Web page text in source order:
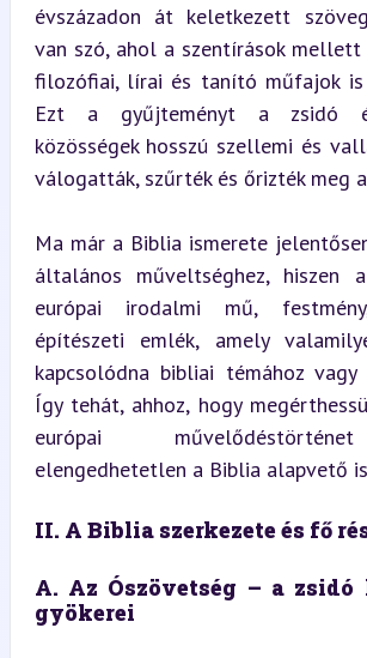
évszázadon át keletkezett
van szó, ahol a szentírások
filozófiai, lírai és tanító műfajok is
Ezt a gyűjteményt a zsidó
közösségek hosszú szellemi és
válogatták, szűrték és őrizték meg
Ma már a Biblia ismerete
általános műveltséghez, hiszen
európai irodalmi mű,
építészeti emlék, amely
kapcsolódna bibliai témához vagy
Így tehát, ahhoz, hogy
európai
elengedhetetlen a Biblia alapvető
II. A Biblia szerkezete és fő
A. Az Ószövetség – a zsidó
gyökerei